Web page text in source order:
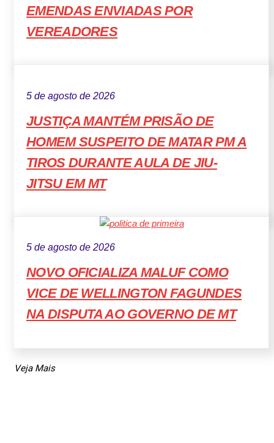
EMENDAS ENVIADAS POR
VEREADORES
5 de agosto de 2026
JUSTIÇA MANTÉM PRISÃO DE
HOMEM SUSPEITO DE MATAR PM A
TIROS DURANTE AULA DE JIU-
JITSU EM MT
5 de agosto de 2026
NOVO OFICIALIZA MALUF COMO
VICE DE WELLINGTON FAGUNDES
NA DISPUTA AO GOVERNO DE MT
Veja Mais